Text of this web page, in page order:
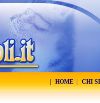
HOME CHI